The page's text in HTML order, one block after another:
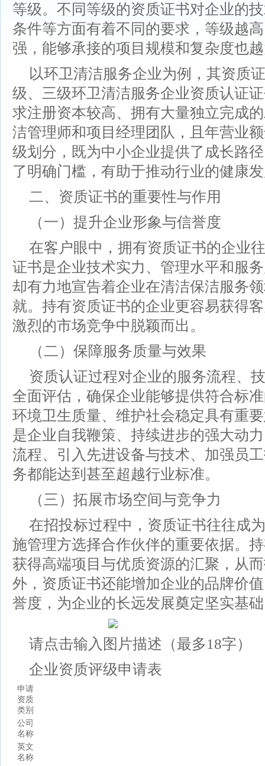
等级。不同等级的资质证书对企业的
条件等方面有着不同的要求，等级越
强，能够承接的项目规模和复杂度也
以环卫清洁服务企业为例，其资质
级、三级环卫清洁服务企业资质认证
求注册资本较高、拥有大量独立完成
洁管理师和项目经理团队，且年营业
级划分，既为中小企业提供了成长路
了明确门槛，有助于推动行业的健康
二、资质证书的重要性与作用
（一）提升企业形象与信誉度
在客户眼中，拥有资质证书的企业
证书是企业技术实力、管理水平和服
却有力地宣告着企业在清洁保洁服务
就。持有资质证书的企业更容易获得
激烈的市场竞争中脱颖而出。
（二）保障服务质量与效果
资质认证过程对企业的服务流程、
全面评估，确保企业能够提供符合标
环境卫生质量、维护社会稳定具有重
是企业自我鞭策、持续进步的强大动
流程、引入先进设备与技术、加强员
务都能达到甚至超越行业标准。
（三）拓展市场空间与竞争力
在招投标过程中，资质证书往往成
施管理方选择合作伙伴的重要依据。
获得高端项目与优质资源的汇聚，从
外，资质证书还能增加企业的品牌价
誉度，为企业的长远发展奠定坚实基
请点击输入图片描述（最多18字）
企业资质评级申请表
申请
资质
类别
公司
名称
英文
名称